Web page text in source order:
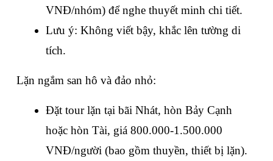
VNĐ/nhóm) để nghe thuyết minh chi tiết.
Lưu ý: Không viết bậy, khắc lên tường di
tích.
Lặn ngắm san hô và đảo nhỏ:
Đặt tour lặn tại bãi Nhát, hòn Bảy Cạnh
hoặc hòn Tài, giá 800.000-1.500.000
VNĐ/người (bao gồm thuyền, thiết bị lặn).